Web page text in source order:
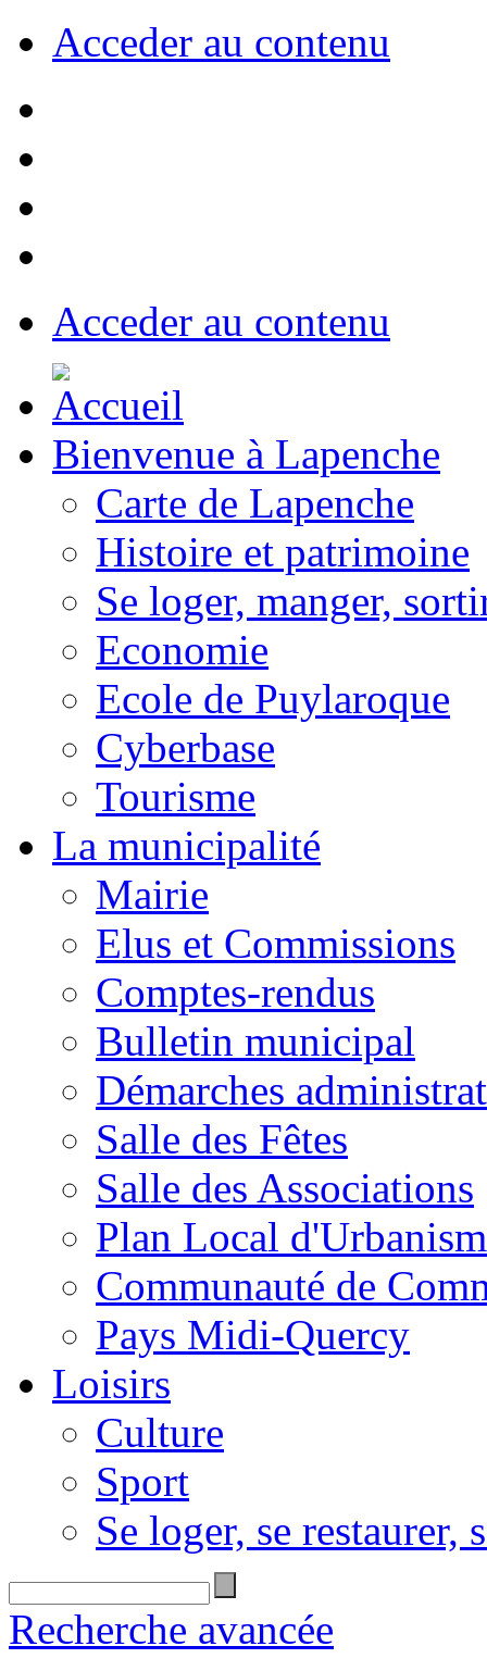
Acceder au contenu
Acceder au contenu
Bienvenue à Lapenche
Carte de Lapenche
Histoire et patrimoine
Se loger, manger,
Economie
Ecole de Puylaroque
Cyberbase
Tourisme
La municipalité
Mairie
Elus et Commissions
Comptes-rendus
Bulletin municipal
Démarches
Salle des Fêtes
Salle des Associations
Plan Local
Communauté de
Pays Midi-Quercy
Loisirs
Culture
Sport
Se loger, se restaurer,
Recherche avancée